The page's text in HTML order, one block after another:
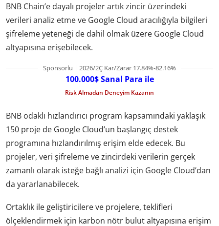
BNB Chain’e dayalı projeler artık zincir üzerindeki
verileri analiz etme ve Google Cloud aracılığıyla bilgileri
şifreleme yeteneği de dahil olmak üzere Google Cloud
altyapısına erişebilecek.
Sponsorlu | 2026/2Ç Kar/Zarar 17.84%-82.16%
100.000$ Sanal Para ile
Risk Almadan Deneyim Kazanın
BNB odaklı hızlandırıcı program kapsamındaki yaklaşık
150 proje de Google Cloud’un başlangıç ​​destek
programına hızlandırılmış erişim elde edecek. Bu
projeler, veri şifreleme ve zincirdeki verilerin gerçek
zamanlı olarak isteğe bağlı analizi için Google Cloud’dan
da yararlanabilecek.
Ortaklık ile geliştiricilere ve projelere, teklifleri
ölçeklendirmek için karbon nötr bulut altyapısına erişim